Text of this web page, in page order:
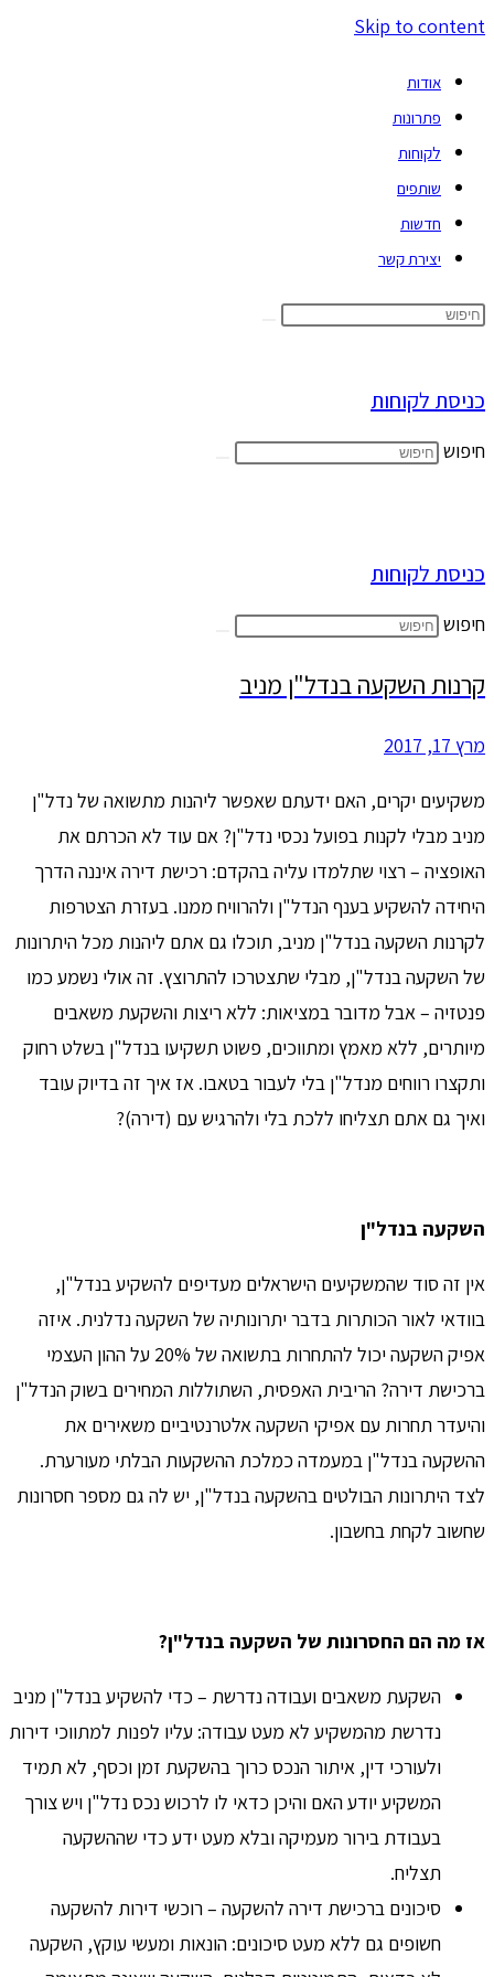
Skip to content
אודות
פתרונות
לקוחות
שותפים
חדשות
יצירת קשר
כניסת לקוחות
חיפוש
כניסת לקוחות
חיפוש
קרנות השקעה בנדל"ן מניב
מרץ 17, 2017
משקיעים יקרים, האם ידעתם שאפשר ליהנות מתשואה של נדל"ן
מניב מבלי לקנות בפועל נכסי נדל"ן? אם עוד לא הכרתם את
האופציה – רצוי שתלמדו עליה בהקדם: רכישת דירה איננה הדרך
היחידה להשקיע בענף הנדל"ן ולהרוויח ממנו. בעזרת הצטרפות
לקרנות השקעה בנדל"ן מניב, תוכלו גם אתם ליהנות מכל היתרונות
של השקעה בנדל"ן, מבלי שתצטרכו להתרוצץ. זה אולי נשמע כמו
פנטזיה – אבל מדובר במציאות: ללא ריצות והשקעת משאבים
מיותרים, ללא מאמץ ומתווכים, פשוט תשקיעו בנדל"ן בשלט רחוק
ותקצרו רווחים מנדל"ן בלי לעבור בטאבו. אז איך זה בדיוק עובד
ואיך גם אתם תצליחו ללכת בלי ולהרגיש עם (דירה)?
השקעה בנדל"ן
אין זה סוד שהמשקיעים הישראלים מעדיפים להשקיע בנדל"ן,
בוודאי לאור הכותרות בדבר יתרונותיה של השקעה נדלנית. איזה
אפיק השקעה יכול להתחרות בתשואה של 20% על ההון העצמי
ברכישת דירה? הריבית האפסית, השתוללות המחירים בשוק הנדל"ן
והיעדר תחרות עם אפיקי השקעה אלטרנטיביים משאירים את
ההשקעה בנדל"ן במעמדה כמלכת ההשקעות הבלתי מעורערת.
לצד היתרונות הבולטים בהשקעה בנדל"ן, יש לה גם מספר חסרונות
שחשוב לקחת בחשבון.
אז מה הם החסרונות של השקעה בנדל"ן?
השקעת משאבים ועבודה נדרשת – כדי להשקיע בנדל"ן מניב
נדרשת מהמשקיע לא מעט עבודה: עליו לפנות למתווכי דירות
ולעורכי דין, איתור הנכס כרוך בהשקעת זמן וכסף, לא תמיד
המשקיע יודע האם והיכן כדאי לו לרכוש נכס נדל"ן ויש צורך
בעבודת בירור מעמיקה ובלא מעט ידע כדי שההשקעה
תצליח.
סיכונים ברכישת דירה להשקעה – רוכשי דירות להשקעה
חשופים גם ללא מעט סיכונים: הונאות ומעשי עוקץ, השקעה